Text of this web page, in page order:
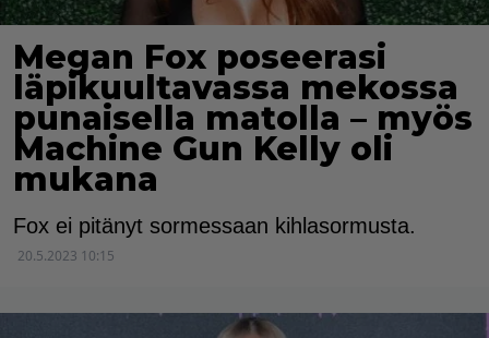
Megan Fox poseerasi
läpikuultavassa mekossa
punaisella matolla – myös
Machine Gun Kelly oli
mukana
Fox ei pitänyt sormessaan kihlasormusta.
20.5.2023 10:15